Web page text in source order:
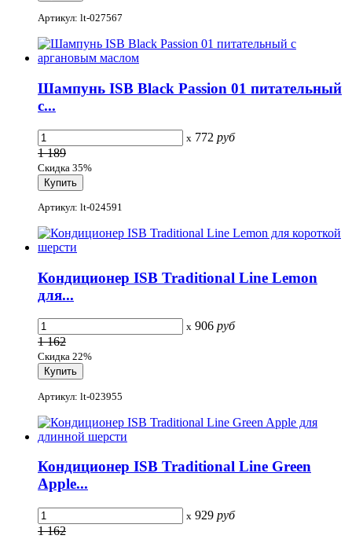
Артикул: lt-027567
Шампунь ISB Black Passion 01 питательный
с...
x 772 руб
1 189
Скидка 35%
Артикул: lt-024591
Кондиционер ISB Traditional Line Lemon
для...
x 906 руб
1 162
Скидка 22%
Артикул: lt-023955
Кондиционер ISB Traditional Line Green
Apple...
x 929 руб
1 162